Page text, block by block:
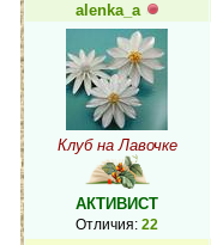
alenka_a
Клуб на Лавочке
АКТИВИСТ
Отличия: 22